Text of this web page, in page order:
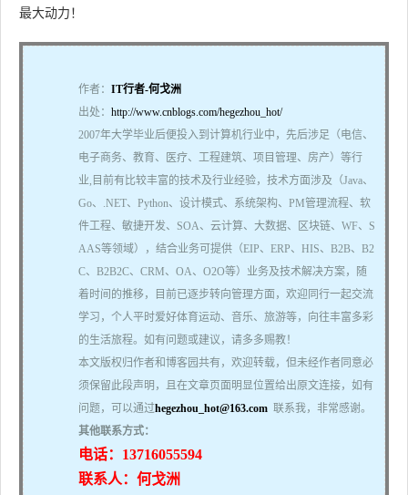
最大动力！
作者： IT行者-何戈洲
出处： http://www.cnblogs.com/hegezhou_hot/
2007年大学毕业后便投入到计算机行业中，先后涉足（电信、
电子商务、教育、医疗、工程建筑、项目管理、房产）等行
业,目前有比较丰富的技术及行业经验，技术方面涉及（Java、
Go、.NET、Python、设计模式、系统架构、PM管理流程、软
件工程、敏捷开发、SOA、云计算、大数据、区块链、WF、S
AAS等领域），结合业务可提供（EIP、ERP、HIS、B2B、B2
C、B2B2C、CRM、OA、O2O等）业务及技术解决方案，随
着时间的推移，目前已逐步转向管理方面，欢迎同行一起交流
学习，个人平时爱好体育运动、音乐、旅游等，向往丰富多彩
的生活旅程。如有问题或建议，请多多赐教！
本文版权归作者和博客园共有，欢迎转载，但未经作者同意必
须保留此段声明，且在文章页面明显位置给出原文连接，如有
问题，可以通过hegezhou_hot@163.com 联系我，非常感谢。
其他联系方式：
电话：13716055594
联系人：何戈洲